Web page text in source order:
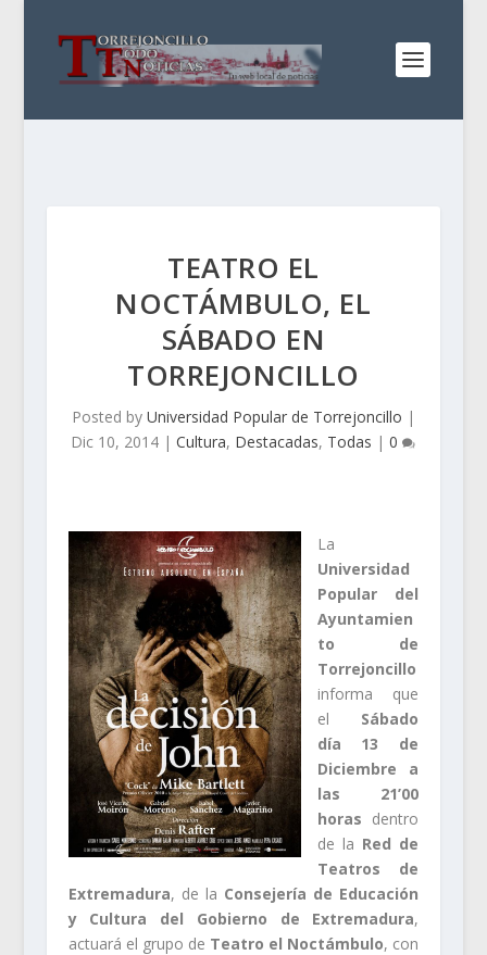
TEATRO EL
NOCTÁMBULO, EL
SÁBADO EN
TORREJONCILLO
Posted by Universidad Popular de Torrejoncillo |
Dic 10, 2014 |Cultura, Destacadas, Todas |0
La
Universidad
Popular del
Ayuntamien
to de
Torrejoncillo
informa que
el Sábado
día 13 de
Diciembre a
las 21’00
horas dentro
de la Red de
Teatros de
Extremadura, de la Consejería de Educación
y Cultura del Gobierno de Extremadura,
actuará el grupo de Teatro el Noctámbulo, con